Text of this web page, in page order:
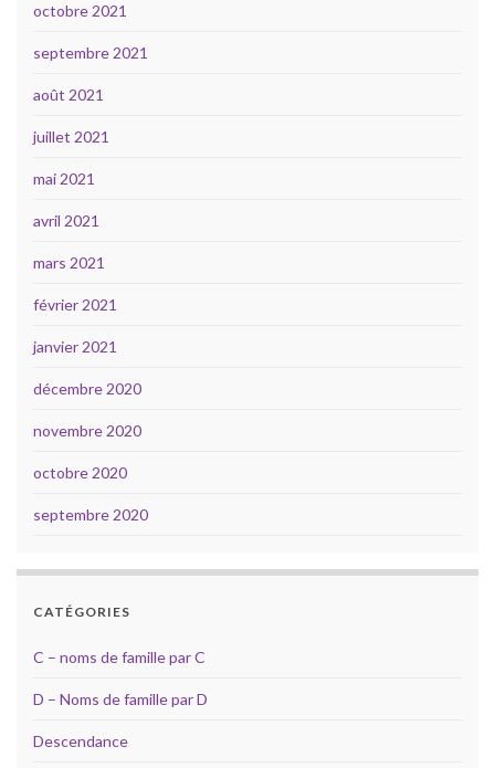
octobre 2021
septembre 2021
août 2021
juillet 2021
mai 2021
avril 2021
mars 2021
février 2021
janvier 2021
décembre 2020
novembre 2020
octobre 2020
septembre 2020
CATÉGORIES
C – noms de famille par C
D – Noms de famille par D
Descendance